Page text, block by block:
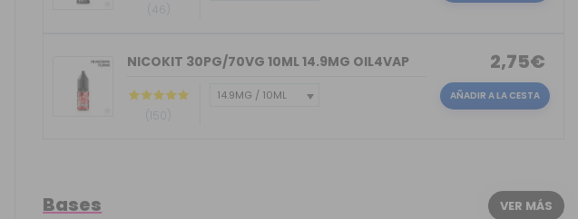
(46)
NICOKIT 30PG/70VG 10ML 14.9MG OIL4VAP
(150)
2,75€
AÑADIR A LA CESTA
Bases VER MÁS